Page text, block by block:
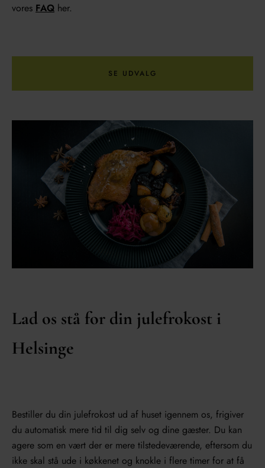
vores FAQ her.
SE UDVALG
Lad os stå for din julefrokost i
Helsinge
Bestiller du din julefrokost ud af huset igennem os, frigiver
du automatisk mere tid til dig selv og dine gæster. Du kan
agere som en vært der er mere tilstedeværende, eftersom du
ikke skal stå ude i køkkenet og knokle i flere timer for at få